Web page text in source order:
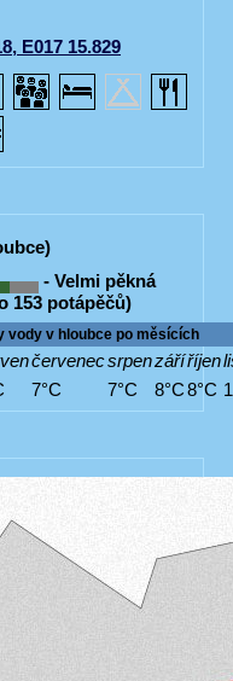
E017 15.829
- Velmi pěkná
153 potápěčů)
vody v hloubce po měsících
červenecsrpenzáříříjen
7°C 7°C 8°C8°C